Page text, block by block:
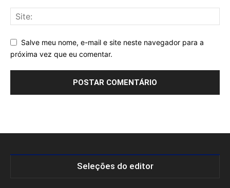
Salve meu nome, e-mail e site neste navegador para a
próxima vez que eu comentar.
Seleções do editor